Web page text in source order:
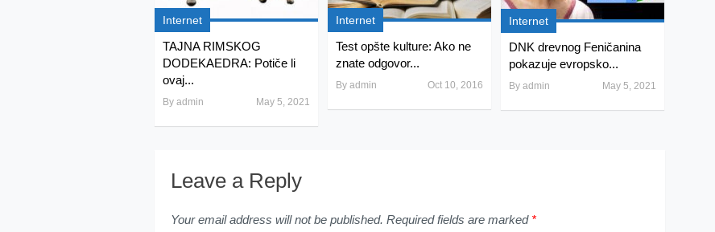
Internet
TAJNA RIMSKOG
DODEKAEDRA: Potiče li
ovaj...
By admin May 5, 2021
Internet
Test opšte kulture: Ako ne
znate odgovor...
By admin Oct 10, 2016
Internet
DNK drevnog Feničanina
pokazuje evropsko...
By admin May 5, 2021
Leave a Reply
Your email address will not be published. Required fields are marked *